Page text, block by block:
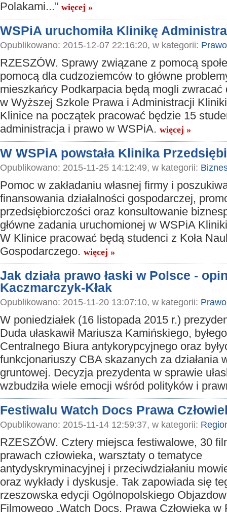
Polakami...” więcej »
WSPiA uruchomiła Klinikę
Opublikowano: 2015-12-07 22:16:20, w kategorii: Prawo
RZESZÓW. Sprawy związane z pomocą
pomocą dla cudzoziemców to główne
mieszkańcy Podkarpacia będą mogli zwracać
w Wyższej Szkole Prawa i Administracji
Klinice na początek pracować będzie 15
administracja i prawo w WSPiA. więcej »
W WSPiA powstała Klinika
Opublikowano: 2015-11-25 14:12:49, w kategorii:
Pomoc w zakładaniu własnej firmy i
finansowania działalności gospodarczej,
przedsiębiorczości oraz konsultowanie
główne zadania uruchomionej w WSPiA
W Klinice pracować będą studenci z Koła
Gospodarczego. więcej »
Jak działa prawo łaski w Polsce -
Kaczmarczyk-Kłak
Opublikowano: 2015-11-20 13:07:10, w kategorii: Prawo
W poniedziałek (16 listopada 2015 r.)
Duda ułaskawił Mariusza Kamińskiego,
Centralnego Biura antykorypcyjnego oraz
funkcjonariuszy CBA skazanych za działania
gruntowej. Decyzja prezydenta w sprawie
wzbudziła wiele emocji wśród polityków i
Festiwalu Watch Docs Prawa
Opublikowano: 2015-11-14 12:59:37, w kategorii:
RZESZÓW. Cztery miejsca festiwalowe, 30
prawach człowieka, warsztaty o tematyce
antydyskryminacyjnej i przeciwdziałaniu
oraz wykłady i dyskusje. Tak zapowiada się
rzeszowska edycji Ogólnopolskiego
Filmowego „Watch Docs. Prawa Człowieka w